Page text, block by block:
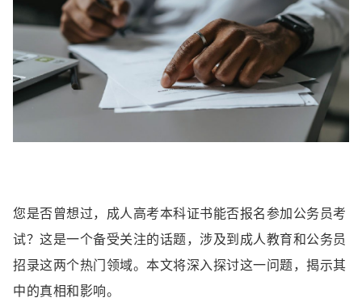
您是否曾想过，成人高考本科证书能否报名参加公务员考
试？这是一个备受关注的话题，涉及到成人教育和公务员
招录这两个热门领域。本文将深入探讨这一问题，揭示其
中的真相和影响。